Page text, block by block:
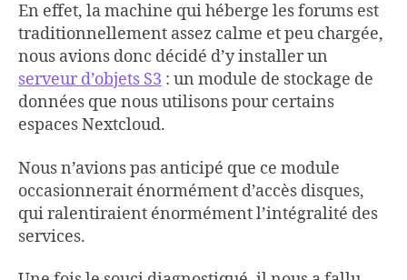
En effet, la machine qui héberge les forums est
traditionnellement assez calme et peu chargée,
nous avions donc décidé d’y installer un
serveur d’objets S3 : un module de stockage de
données que nous utilisons pour certains
espaces Nextcloud.
Nous n’avions pas anticipé que ce module
occasionnerait énormément d’accès disques,
qui ralentiraient énormément l’intégralité des
services.